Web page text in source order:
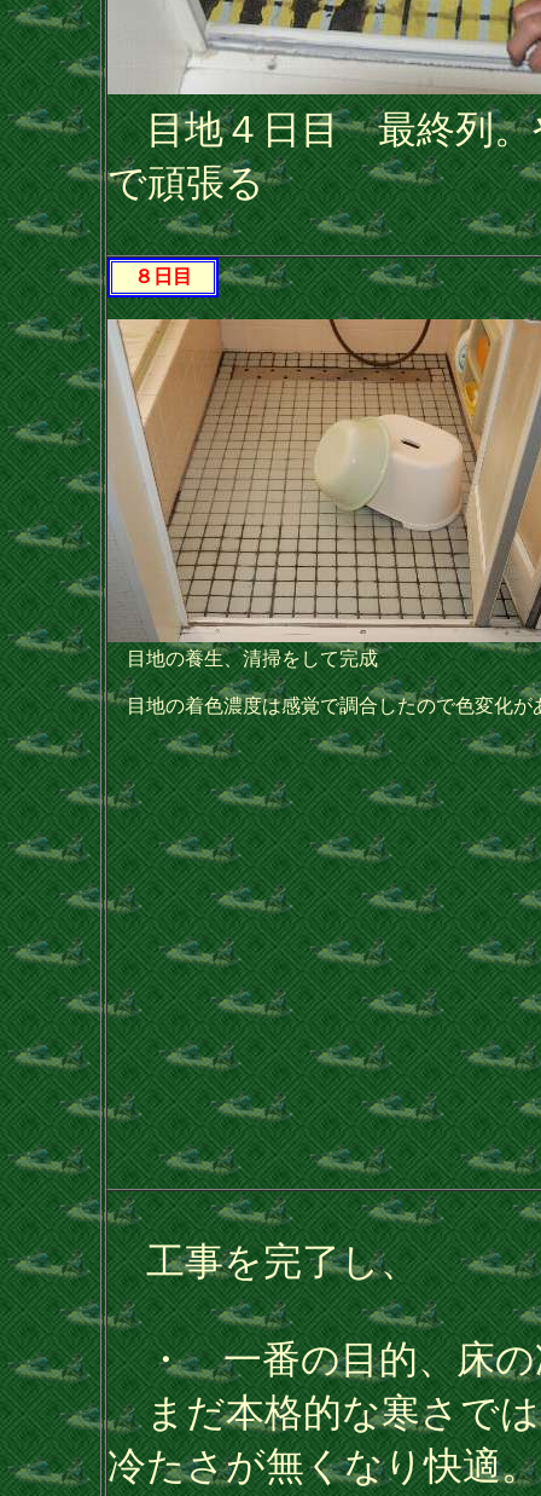
目地４日目 最終列。
で頑張る
８日目
目地の養生、清掃をして完成
目地の着色濃度は感覚で調合したので色変化が
工事を完了し、
・ 一番の目的、床の
まだ本格的な寒さでは
冷たさが無くなり快適。